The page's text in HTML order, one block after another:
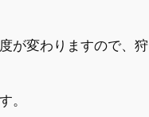
が変わりますので、狩
。